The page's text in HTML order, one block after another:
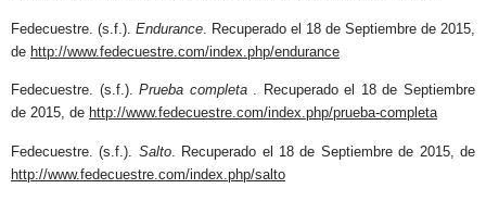
Fedecuestre. (s.f.). Endurance . Recuperado el 18 de Septiembre de 2015,
de http://www.fedecuestre.com/index.php/endurance
Fedecuestre. (s.f.).Prueba completa . Recuperado el 18 de Septiembre
de 2015, de http://www.fedecuestre.com/index.php/prueba-completa
Fedecuestre. (s.f.). Salto. Recuperado el 18 de Septiembre de 2015, de
http://www.fedecuestre.com/index.php/salto